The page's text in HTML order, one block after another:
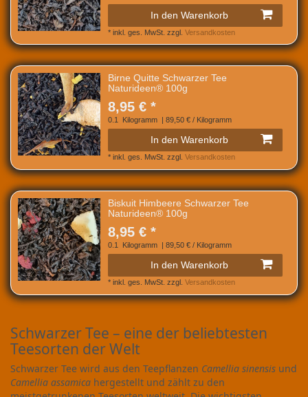
In den Warenkorb
* inkl. ges. MwSt. zzgl. Versandkosten
Birne Quitte Schwarzer Tee
Naturideen® 100g
8,95 € *
0.1 Kilogramm | 89,50 € / Kilogramm
In den Warenkorb
* inkl. ges. MwSt. zzgl. Versandkosten
Biskuit Himbeere Schwarzer Tee
Naturideen® 100g
8,95 € *
0.1 Kilogramm | 89,50 € / Kilogramm
In den Warenkorb
* inkl. ges. MwSt. zzgl. Versandkosten
Schwarzer Tee – eine der beliebtesten
Teesorten der Welt
Schwarzer Tee wird aus den Teepflanzen Camellia sinensis und
Camellia assamica hergestellt und zählt zu den